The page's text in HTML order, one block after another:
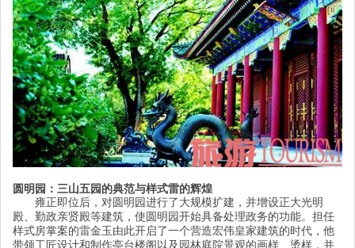
圆明园：三山五园的典范与样式雷的辉煌
雍正即位后，对圆明园进行了大规模扩建，并增设正大光明
殿、勤政亲贤殿等建筑，使圆明园开始具备处理政务的功能。担任
样式房掌案的雷金玉由此开启了一个营造宏伟皇家建筑的时代，他
带领工匠设计和制作亭台楼阁以及园林庭院景观的画样、烫样，并